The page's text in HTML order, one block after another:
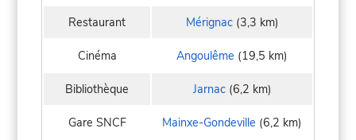
Restaurant Mérignac(3,3 km)
Cinéma Angoulême (19,5 km)
Bibliothèque Jarnac(6,2 km)
Gare SNCF Mainxe-Gondeville (6,2 km)